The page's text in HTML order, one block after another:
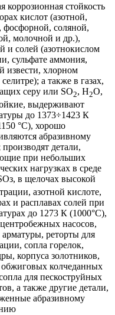
коррозионная стойкость
кислот (азотной,
фосфорной, соляной,
молочной и др.),
и солей (азотнокислом
сульфате аммония,
извести, хлорном
а также в газах,
серу или SО2, Н2О,
выдерживают
до 1373÷1423 К
°С), хорошо
абразивному
производят детали,
при небольших
нагрузках в среде
в щелочах высокой
азотной кислоте,
и расплавах солей при
до 1273 К (1000°С),
насосов,
реторты для
сопла горелок,
корпуса золотников,
обжиговых колчеданных
для пескоструйных
а также другие детали,
абразивному